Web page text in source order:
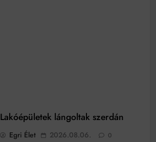
Lakóépületek lángoltak szerdán
Egri Élet 2026.08.06. 0